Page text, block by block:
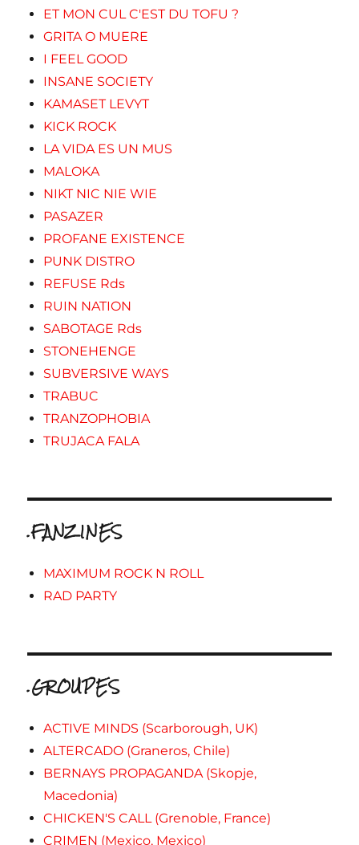
ET MON CUL C'EST DU TOFU ?
GRITA O MUERE
I FEEL GOOD
INSANE SOCIETY
KAMASET LEVYT
KICK ROCK
LA VIDA ES UN MUS
MALOKA
NIKT NIC NIE WIE
PASAZER
PROFANE EXISTENCE
PUNK DISTRO
REFUSE Rds
RUIN NATION
SABOTAGE Rds
STONEHENGE
SUBVERSIVE WAYS
TRABUC
TRANZOPHOBIA
TRUJACA FALA
.FANZINES
MAXIMUM ROCK N ROLL
RAD PARTY
.GROUPES
ACTIVE MINDS (Scarborough, UK)
ALTERCADO (Graneros, Chile)
BERNAYS PROPAGANDA (Skopje,
Macedonia)
CHICKEN'S CALL (Grenoble, France)
CRIMEN (Mexico, Mexico)